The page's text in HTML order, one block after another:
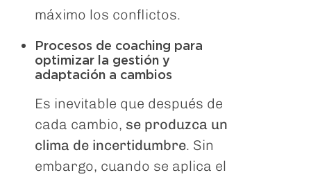
máximo los conflictos.
Procesos de coaching para
optimizar la gestión y
adaptación a cambios
Es inevitable que después de
cada cambio, se produzca un
clima de incertidumbre. Sin
embargo, cuando se aplica el